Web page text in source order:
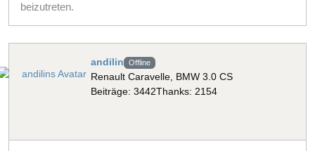
beizutreten.
andilin Offline
Renault Caravelle, BMW 3.0 CS
Beiträge: 3442Thanks: 2154